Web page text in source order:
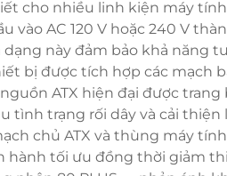
cho nhiều linh kiện máy
vào AC 120 V hoặc 240 V
dạng này đảm bảo khả năng
bị được tích hợp các mạch
ATX hiện đại được
tình trạng rối dây và cải
chủ ATX và thùng máy
hành tối ưu đồng thời giảm